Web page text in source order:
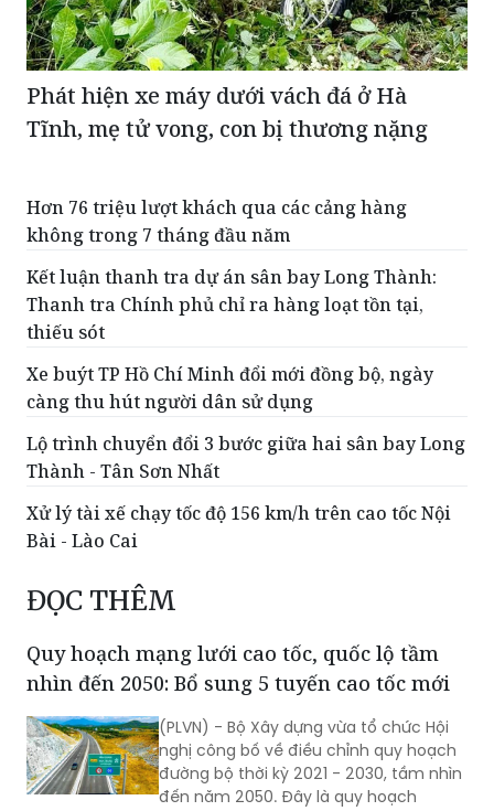
Tĩnh, mẹ tử vong, con bị thương nặng
Hơn 76 triệu lượt khách qua các cảng hàng
không trong 7 tháng đầu năm
Thanh tra Chính phủ chỉ ra hàng loạt tồn tại,
thiếu sót
Xe buýt TP Hồ Chí Minh đổi mới đồng bộ, ngày
càng thu hút người dân sử dụng
Lộ trình chuyển đổi 3 bước giữa hai sân bay Long
Thành - Tân Sơn Nhất
Xử lý tài xế chạy tốc độ 156 km/h trên cao tốc Nội
Bài - Lào Cai
ĐỌC THÊM
Quy hoạch mạng lưới cao tốc, quốc lộ tầm
nhìn đến 2050: Bổ sung 5 tuyến cao tốc mới
(PLVN) - Bộ Xây dựng vừa tổ chức Hội